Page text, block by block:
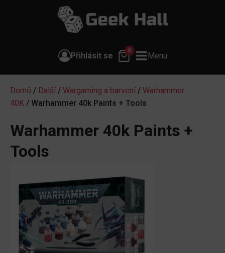
Přihlásit se
0
Menu
Domů / Další / Wargaming a barvení / Warhammer:
40K / Warhammer 40k Paints + Tools
Warhammer 40k Paints +
Tools